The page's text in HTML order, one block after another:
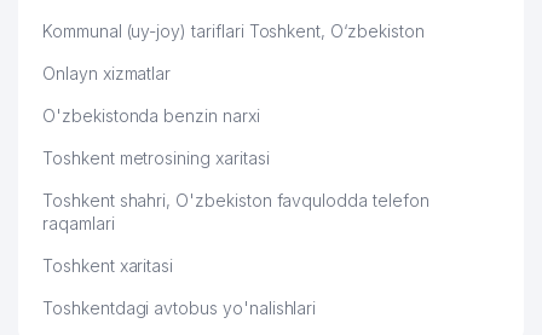
Kommunal (uy-joy) tariflari Toshkent, O‘zbekiston
Onlayn xizmatlar
O'zbekistonda benzin narxi
Toshkent metrosining xaritasi
Toshkent shahri, O'zbekiston favqulodda telefon
raqamlari
Toshkent xaritasi
Toshkentdagi avtobus yo'nalishlari